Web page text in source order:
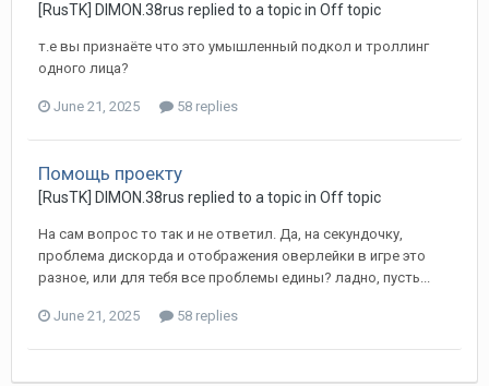
[RusTK] DIMON.38rus replied to a topic in Off topic
т.е вы признаёте что это умышленный подкол и троллинг
одного лица?
June 21, 2025 58 replies
Помощь проекту
[RusTK] DIMON.38rus replied to a topic in Off topic
На сам вопрос то так и не ответил. Да, на секундочку,
проблема дискорда и отображения оверлейки в игре это
разное, или для тебя все проблемы едины? ладно, пусть...
June 21, 2025 58 replies